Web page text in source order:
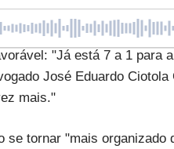
"Já está 7 a 1 para
José Eduardo Ciotola
mais."
tornar "mais organizado